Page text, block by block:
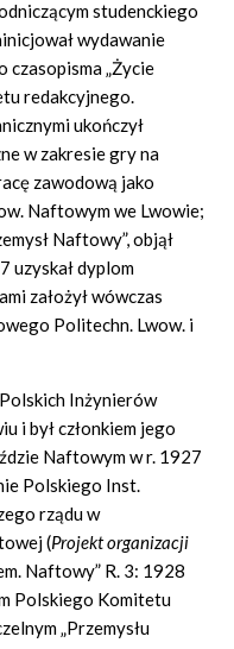
studenckiego
wydawanie
czasopisma „Życie
redakcyjnego.
ukończył
w zakresie gry na
zawodową jako
Naftowym we Lwowie;
Naftowy”, objął
uzyskał dyplom
założył wówczas
Politechn. Lwow. i
Polskich Inżynierów
i był członkiem jego
Naftowym w r. 1927
Polskiego Inst.
rządu w
(Projekt organizacji
Naftowy” R. 3: 1928
Polskiego Komitetu
„Przemysłu